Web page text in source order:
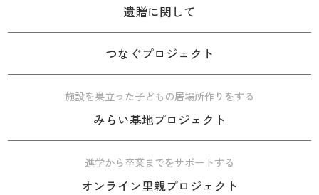
遺贈に関して
つなぐプロジェクト
施設を巣立った子どもの居場所作りをする
みらい基地プロジェクト
進学から卒業までをサポートする
オンライン里親プロジェクト